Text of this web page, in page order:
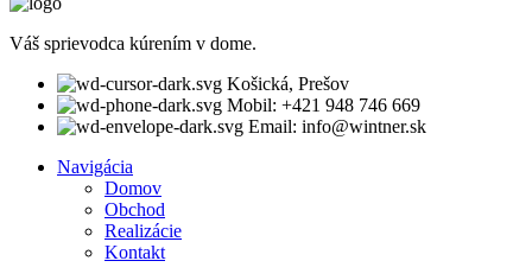
Váš sprievodca kúrením v dome.
Košická, Prešov
Mobil: +421 948 746 669
Email: info@wintner.sk
Navigácia
Domov
Obchod
Realizácie
Kontakt